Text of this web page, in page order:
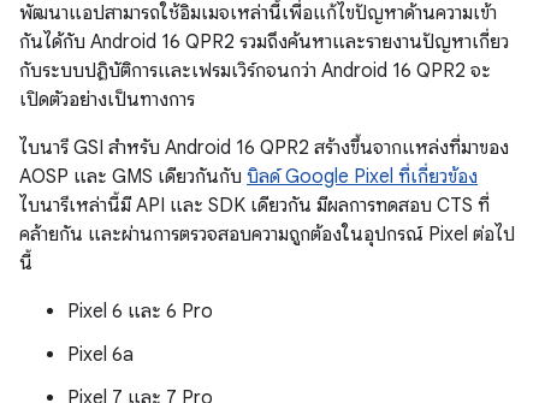
พัฒนาแอปสามารถใช้อิมเมจเหล่านี้เพื่อแก้ไขปัญหาด้านความเข้า
กันได้กับ Android 16 QPR2 รวมถึงค้นหาและรายงานปัญหาเกี่ยว
กับระบบปฏิบัติการและเฟรมเวิร์กจนกว่า Android 16 QPR2 จะ
เปิดตัวอย่างเป็นทางการ
ไบนารี GSI สำหรับ Android 16 QPR2 สร้างขึ้นจากแหล่งที่มาของ
AOSP และ GMS เดียวกันกับ บิลด์ Google Pixel ที่เกี่ยวข้อง
ไบนารีเหล่านี้มี API และ SDK เดียวกัน มีผลการทดสอบ CTS ที่
คล้ายกัน และผ่านการตรวจสอบความถูกต้องในอุปกรณ์ Pixel ต่อไป
นี้
Pixel 6 และ 6 Pro
Pixel 6a
Pixel 7 และ 7 Pro